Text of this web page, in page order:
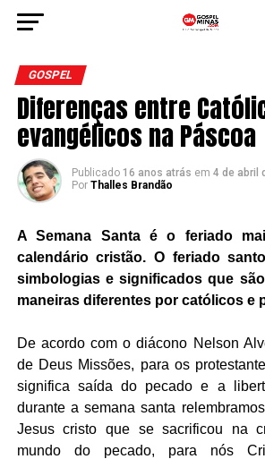
GOSPEL
Diferenças entre
evangélicos na Páscoa
Publicado 16 anos atrás em 4 de abril
Por Thalles Brandão
A Semana Santa é o feriado
calendário cristão. O feriado
simbologias e significados que
maneiras diferentes por católicos e
De acordo com o diácono Nelson
de Deus Missões, para os
significa saída do pecado e a
durante a semana santa
Jesus cristo que se sacrificou na
mundo do pecado, para nós